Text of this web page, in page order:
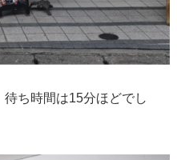
ち時間は15分ほどでし